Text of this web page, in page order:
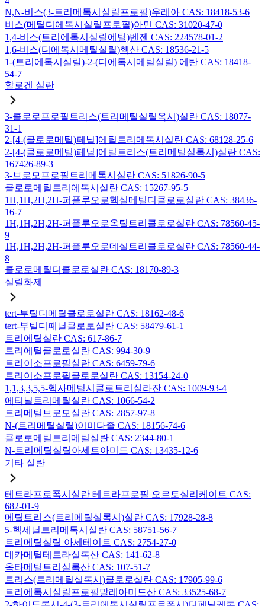
N,N-비스(3-트리메톡시실릴프로필)우레아 CAS: 18418-53-6
비스(메틸디에톡시실릴프로필)아민 CAS: 31020-47-0
1,4-비스(트리에톡시실릴에틸)벤젠 CAS: 224578-01-2
1,6-비스(디에톡시메틸실릴)헥산 CAS: 18536-21-5
1-(트리에톡시실릴)-2-(디에톡시메틸실릴) 에탄 CAS: 18418-
54-7
할로겐 실란
3-클로로프로필트리스(트리메틸실릴옥시)실란 CAS: 18077-
31-1
2-[4-(클로로메틸)페닐]에틸트리메톡시실란 CAS: 68128-25-6
2-[4-(클로로메틸)페닐]에틸트리스(트리메틸실록시)실란 CAS:
167426-89-3
3-브로모프로필트리메톡시실란 CAS: 51826-90-5
클로로메틸트리에톡시실란 CAS: 15267-95-5
1H,1H,2H,2H-퍼플루오로헥실메틸디클로로실란 CAS: 38436-
16-7
1H,1H,2H,2H-퍼플루오로옥틸트리클로로실란 CAS: 78560-45-
9
1H,1H,2H,2H-퍼플루오로데실트리클로로실란 CAS: 78560-44-
8
클로로메틸디클로로실란 CAS: 18170-89-3
실릴화제
tert-부틸디메틸클로로실란 CAS: 18162-48-6
tert-부틸디페닐클로로실란 CAS: 58479-61-1
트리에틸실란 CAS: 617-86-7
트리에틸클로로실란 CAS: 994-30-9
트리이소프로필실란 CAS: 6459-79-6
트리이소프로필클로로실란 CAS: 13154-24-0
1,1,3,3,5,5-헥사메틸시클로트리실라잔 CAS: 1009-93-4
에티닐트리메틸실란 CAS: 1066-54-2
트리메틸브로모실란 CAS: 2857-97-8
N-(트리메틸실릴)이미다졸 CAS: 18156-74-6
클로로메틸트리메틸실란 CAS: 2344-80-1
N-트리메틸실릴아세트아미드 CAS: 13435-12-6
기타 실란
테트라프로폭시실란 테트라프로필 오르토실리케이트 CAS:
682-01-9
메틸트리스(트리메틸실록시)실란 CAS: 17928-28-8
5-헥세닐트리메톡시실란 CAS: 58751-56-7
트리메틸실릴 아세테이트 CAS: 2754-27-0
데카메틸테트라실록산 CAS: 141-62-8
옥타메틸트리실록산 CAS: 107-51-7
트리스(트리메틸실록시)클로로실란 CAS: 17905-99-6
트리에톡시실릴프로필말레아미드산 CAS: 33525-68-7